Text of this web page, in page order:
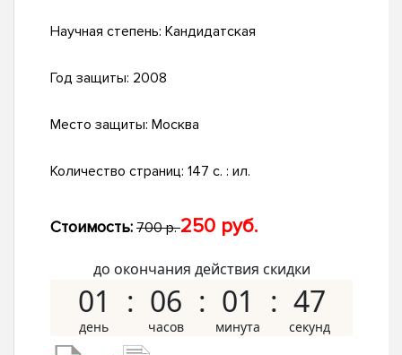
Научная степень: Кандидатская
Год защиты: 2008
Место защиты: Москва
Количество страниц: 147 с. : ил.
Стоимость: 700 р.250 руб.
до окончания действия скидки
01 06 01 46